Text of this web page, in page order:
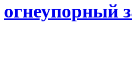
огнеупорный